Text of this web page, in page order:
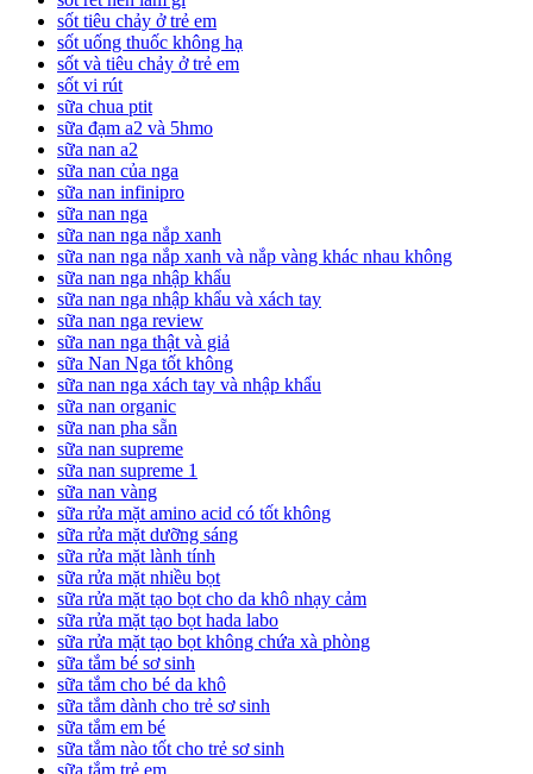
sốt tiêu chảy ở trẻ em
sốt uống thuốc không hạ
sốt và tiêu chảy ở trẻ em
sốt vi rút
sữa chua ptit
sữa đạm a2 và 5hmo
sữa nan a2
sữa nan của nga
sữa nan infinipro
sữa nan nga
sữa nan nga nắp xanh
sữa nan nga nắp xanh và nắp vàng khác nhau không
sữa nan nga nhập khẩu
sữa nan nga nhập khẩu và xách tay
sữa nan nga review
sữa nan nga thật và giả
sữa Nan Nga tốt không
sữa nan nga xách tay và nhập khẩu
sữa nan organic
sữa nan pha sẵn
sữa nan supreme
sữa nan supreme 1
sữa nan vàng
sữa rửa mặt amino acid có tốt không
sữa rửa mặt dưỡng sáng
sữa rửa mặt lành tính
sữa rửa mặt nhiều bọt
sữa rửa mặt tạo bọt cho da khô nhạy cảm
sữa rửa mặt tạo bọt hada labo
sữa rửa mặt tạo bọt không chứa xà phòng
sữa tắm bé sơ sinh
sữa tắm cho bé da khô
sữa tắm dành cho trẻ sơ sinh
sữa tắm em bé
sữa tắm nào tốt cho trẻ sơ sinh
sữa tắm trẻ em